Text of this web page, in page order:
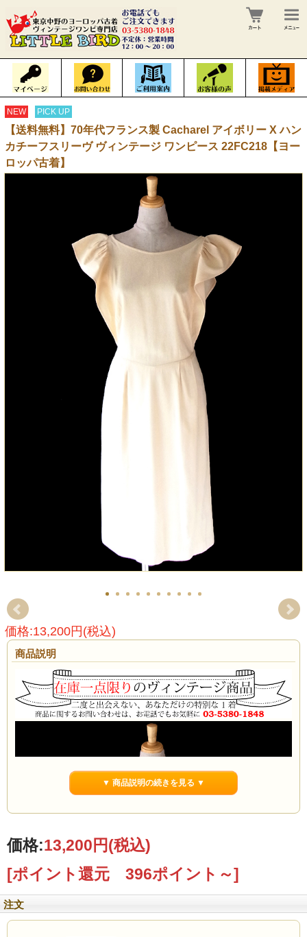
NEW PICK UP
【送料無料】70年代フランス製 Cacharel アイボリー X ハン
カチーフスリーヴ ヴィンテージ ワンピース 22FC218【ヨー
ロッパ古着】
価格:13,200円(税込)
商品説明
▼ 商品説明の続きを見る ▼
価格:13,200円(税込)
[ポイント還元 396ポイント～]
注文